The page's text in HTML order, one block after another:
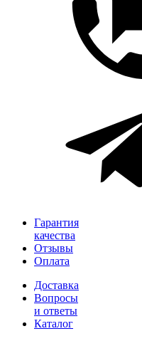
Гарантия
качества
Отзывы
Оплата
Доставка
Вопросы
и ответы
Каталог